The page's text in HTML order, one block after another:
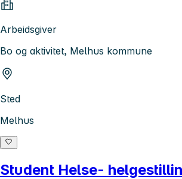
Arbeidsgiver
Bo og aktivitet, Melhus kommune
Sted
Melhus
Student Helse-